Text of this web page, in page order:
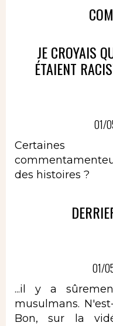
JE CROYAIS
ÉTAIENT
01/
Certaines
des histoires ?
01/
...il y a
musulmans.
Bon, sur la